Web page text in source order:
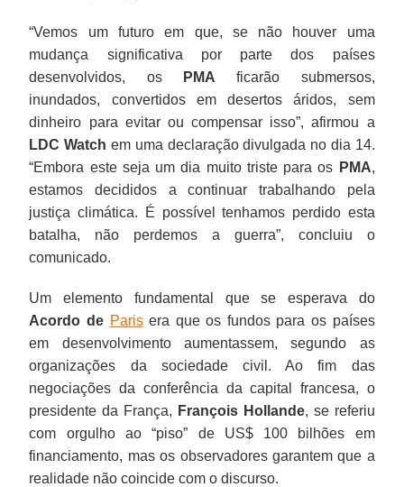
“Vemos um futuro em que, se não houver uma
mudança significativa por parte dos países
desenvolvidos, os
PMA ficarão submersos,
inundados, convertidos em desertos áridos, sem
dinheiro para evitar ou compensar isso”, afirmou a
LDC Watch em uma declaração divulgada no dia 14.
“Embora este seja um dia muito triste para os PMA,
estamos decididos a continuar trabalhando pela
justiça climática. É possível tenhamos perdido esta
batalha, não perdemos a guerra”, concluiu o
comunicado.
Um elemento fundamental que se esperava do
Acordo de Parisera que os fundos para os países
em desenvolvimento aumentassem, segundo as
organizações da sociedade civil. Ao fim das
negociações da conferência da capital francesa, o
presidente da França, François Hollande, se referiu
com orgulho ao “piso” de US$ 100 bilhões em
financiamento, mas os observadores garantem que a
realidade não coincide com o discurso.